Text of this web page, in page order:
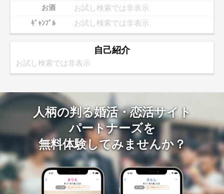
お酒 お試し検索では非表示
ｷﾞｬﾝﾌﾞﾙ お試し検索では非表示
自己紹介
お試し検索では非表示
人柄の判る婚活・恋活サイト
パートナーズを
無料体験してみませんか？